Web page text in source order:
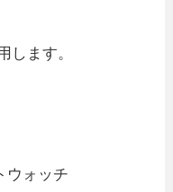
します。
ウォッチ